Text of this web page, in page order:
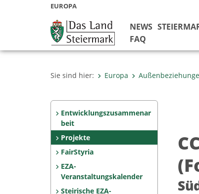
EUROPA
NEWS
FAQ
Sie sind hier: Europa
Entwicklungszusammenar
beit
Projekte
FairStyria
EZA-
Veranstaltungskalender
Steirische EZA-